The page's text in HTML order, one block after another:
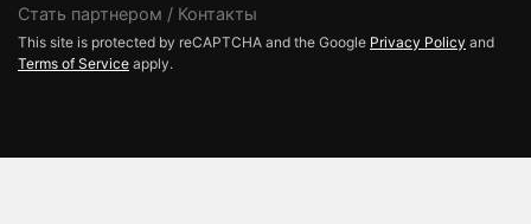
Стать партнером / Контакты
This site is protected by reCAPTCHA and the Google Privacy Policy and
Terms of Service apply.